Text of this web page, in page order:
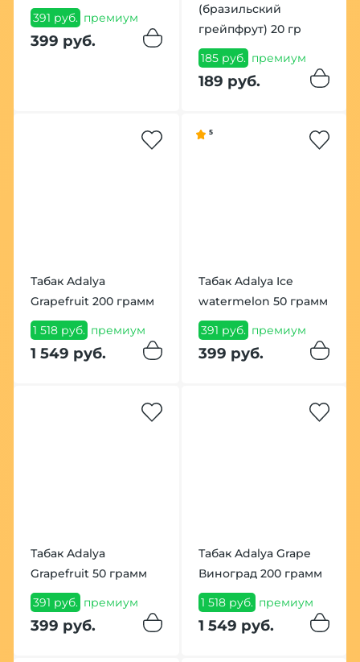
391 руб. премиум
399 руб.
(бразильский
грейпфрут) 20 гр
185 руб. премиум
189 руб.
Табак Adalya
Grapefruit 200 грамм
1 518 руб. премиум
1 549 руб.
5
Табак Adalya Ice
watermelon 50 грамм
391 руб. премиум
399 руб.
Табак Adalya
Grapefruit 50 грамм
391 руб. премиум
399 руб.
Табак Adalya Grape
Виноград 200 грамм
1 518 руб. премиум
1 549 руб.